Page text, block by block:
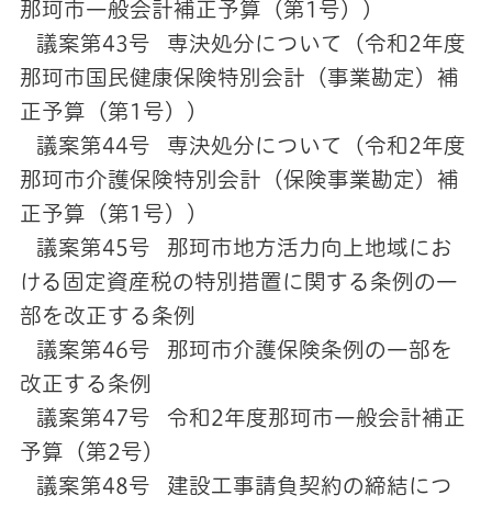
那珂市一般会計補正予算（第1号））
議案第43号 専決処分について（令和2年度
那珂市国民健康保険特別会計（事業勘定）補
正予算（第1号））
議案第44号 専決処分について（令和2年度
那珂市介護保険特別会計（保険事業勘定）補
正予算（第1号））
議案第45号 那珂市地方活力向上地域にお
ける固定資産税の特別措置に関する条例の一
部を改正する条例
議案第46号 那珂市介護保険条例の一部を
改正する条例
議案第47号 令和2年度那珂市一般会計補正
予算（第2号）
議案第48号 建設工事請負契約の締結につ